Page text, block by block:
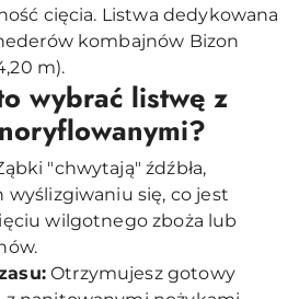
cięcia. Listwa dedykowana
kombajnów Bizon
m).
wybrać listwę z
"chwytają" źdźbła,
wyślizgiwaniu się, co jest
wilgotnego zboża lub
Otrzymujesz gotowy